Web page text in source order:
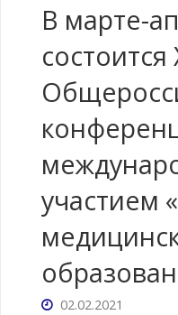
В марте-
состоится
участием
02.02.2021